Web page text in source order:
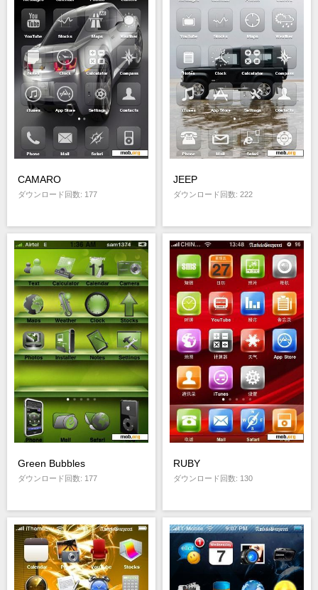
CAMARO
ダウンロード回数: 177
JEEP
ダウンロード回数: 222
Green Bubbles
ダウンロード回数: 177
RUBY
ダウンロード回数: 130